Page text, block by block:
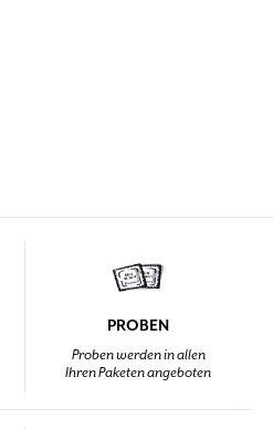
PROBEN
Proben werden in allen
Ihren Paketen angeboten